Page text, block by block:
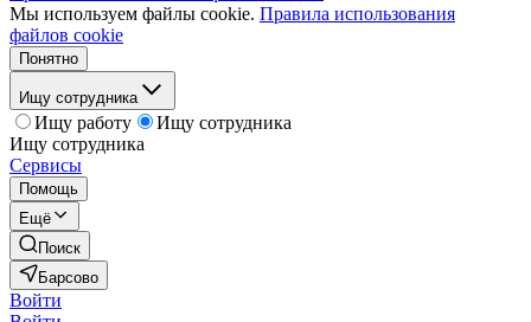
Мы используем файлы cookie. Правила использования
файлов cookie
Понятно
Ищу сотрудника
Ищу работу
Ищу сотрудника
Ищу сотрудника
Сервисы
Помощь
Ещё
Поиск
Барсово
Войти